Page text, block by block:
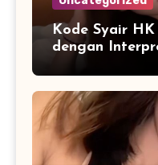
Kode Syair
dengan